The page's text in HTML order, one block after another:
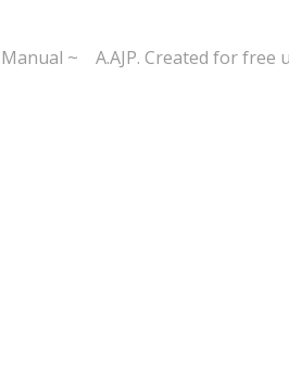
~ A.AJP. Created for free